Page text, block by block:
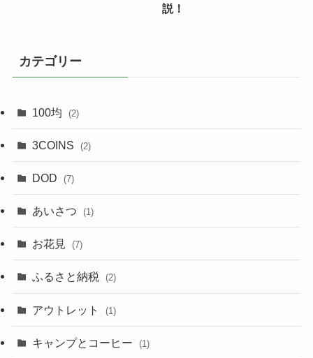
説！
カテゴリー
100均 (2)
3COINS (2)
DOD (7)
あいさつ (1)
お花見 (7)
ふるさと納税 (2)
アウトレット (1)
キャンプとコーヒー (1)